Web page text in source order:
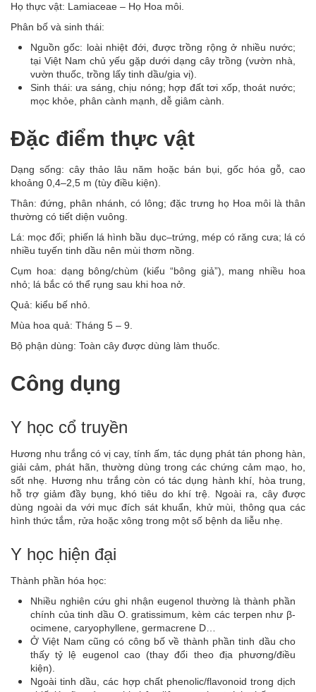
Họ thực vật: Lamiaceae – Họ Hoa môi.
Phân bố và sinh thái:
Nguồn gốc: loài nhiệt đới, được trồng rộng ở nhiều nước;
tại Việt Nam chủ yếu gặp dưới dạng cây trồng (vườn nhà,
vườn thuốc, trồng lấy tinh dầu/gia vị).
Sinh thái: ưa sáng, chịu nóng; hợp đất tơi xốp, thoát nước;
mọc khỏe, phân cành mạnh, dễ giâm cành.
Đặc điểm thực vật
Dạng sống: cây thảo lâu năm hoặc bán bụi, gốc hóa gỗ, cao
khoảng 0,4–2,5 m (tùy điều kiện).
Thân: đứng, phân nhánh, có lông; đặc trưng họ Hoa môi là thân
thường có tiết diện vuông.
Lá: mọc đối; phiến lá hình bầu dục–trứng, mép có răng cưa; lá có
nhiều tuyến tinh dầu nên mùi thơm nồng.
Cụm hoa: dạng bông/chùm (kiểu “bông giả”), mang nhiều hoa
nhỏ; lá bắc có thể rụng sau khi hoa nở.
Quả: kiểu bế nhỏ.
Mùa hoa quả: Tháng 5 – 9.
Bộ phận dùng: Toàn cây được dùng làm thuốc.
Công dụng
Y học cổ truyền
Hương nhu trắng có vị cay, tính ấm, tác dụng phát tán phong hàn,
giải cảm, phát hãn, thường dùng trong các chứng cảm mạo, ho,
sốt nhẹ. Hương nhu trắng còn có tác dụng hành khí, hòa trung,
hỗ trợ giảm đầy bụng, khó tiêu do khí trệ. Ngoài ra, cây được
dùng ngoài da với mục đích sát khuẩn, khử mùi, thông qua các
hình thức tắm, rửa hoặc xông trong một số bệnh da liễu nhẹ.
Y học hiện đại
Thành phần hóa học:
Nhiều nghiên cứu ghi nhận eugenol thường là thành phần
chính của tinh dầu O. gratissimum, kèm các terpen như β-
ocimene, caryophyllene, germacrene D…
Ở Việt Nam cũng có công bố về thành phần tinh dầu cho
thấy tỷ lệ eugenol cao (thay đổi theo địa phương/điều
kiện).
Ngoài tinh dầu, các hợp chất phenolic/flavonoid trong dịch